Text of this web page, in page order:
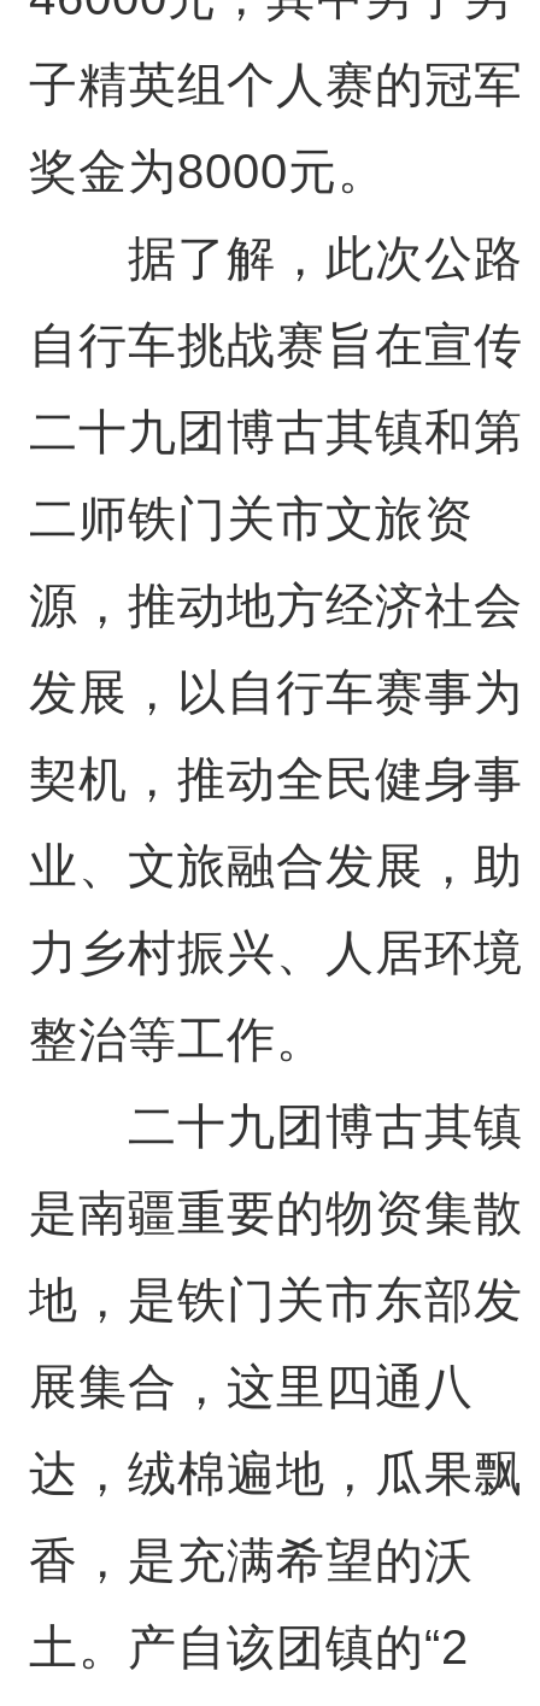
子精英组个人赛的冠军
奖金为8000元。
据了解，此次公路
自行车挑战赛旨在宣传
二十九团博古其镇和第
二师铁门关市文旅资
源，推动地方经济社会
发展，以自行车赛事为
契机，推动全民健身事
业、文旅融合发展，助
力乡村振兴、人居环境
整治等工作。
二十九团博古其镇
是南疆重要的物资集散
地，是铁门关市东部发
展集合，这里四通八
达，绒棉遍地，瓜果飘
香，是充满希望的沃
土。产自该团镇的“2